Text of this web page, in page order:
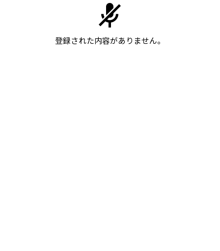
登録された内容がありません。